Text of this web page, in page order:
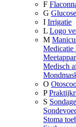
F
G
I Irrigatie
L Logo
M
Medicatie
Medisch
O
P
S Sondage
Stoma